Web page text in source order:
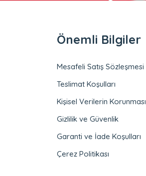
Önemli Bilgiler
Mesafeli Satış Sözleşmesi
Teslimat Koşulları
Kişisel Verilerin Korunması
Gizlilik ve Güvenlik
Garanti ve İade Koşulları
Çerez Politikası